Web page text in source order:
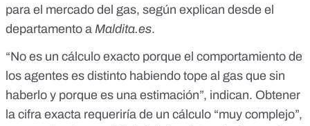
para el mercado del gas, según explican desde el
departamento a Maldita.es.
“No es un cálculo exacto porque el comportamiento de
los agentes es distinto habiendo tope al gas que sin
haberlo y porque es una estimación”, indican. Obtener
la cifra exacta requeriría de un cálculo “muy complejo”,